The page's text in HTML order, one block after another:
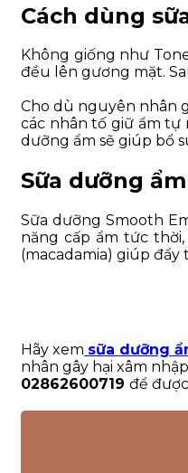
Cách dùng
Không giống như
đều lên gương mặt.
Cho dù nguyên nhân
các nhân tố giữ ẩm tự
dưỡng ẩm sẽ giúp bổ
Sữa dưỡng
Sữa dưỡng Smooth
năng cấp ẩm tức
(macadamia) giúp
Hãy xem sữa dưỡng
nhân gây hại xâm
02862600719 để